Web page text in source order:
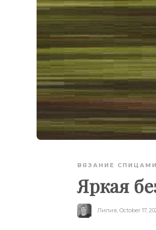
ВЯЗАНИЕ СПИЦАМИ
Яркая
Лилия, October 17,